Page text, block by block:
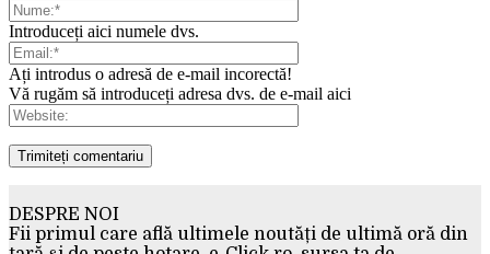
Introduceți aici numele dvs.
Ați introdus o adresă de e-mail incorectă!
Vă rugăm să introduceți adresa dvs. de e-mail aici
DESPRE NOI
Fii primul care află ultimele noutăți de ultimă oră din